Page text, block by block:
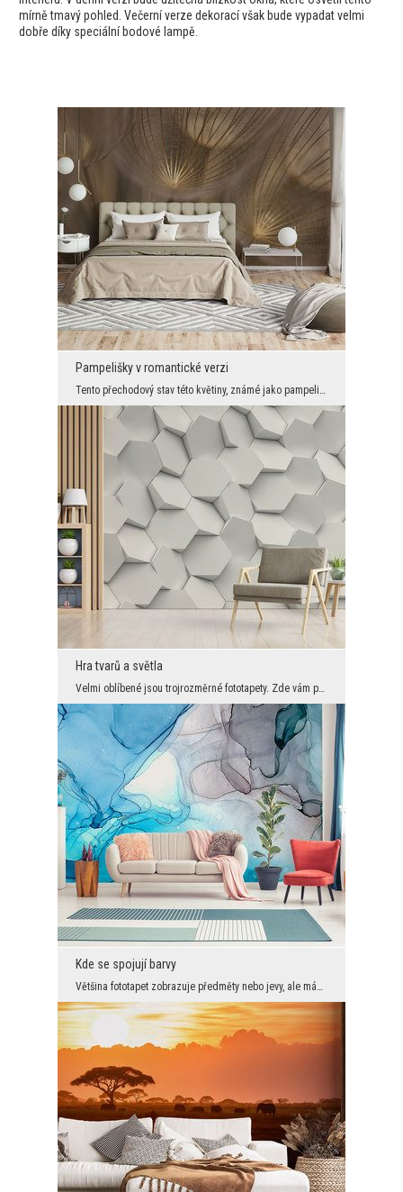
mírně tmavý pohled. Večerní verze dekorací však bude vypadat velmi
dobře díky speciální bodové lampě.
Pampelišky v romantické verzi
Tento přechodový stav této květiny, známé jako pampeliška, je jedním z nejběžnějších dekorativníc...
Hra tvarů a světla
Velmi oblíbené jsou trojrozměrné fototapety. Zde vám představujeme velmi působivou grafiku pro mo...
Kde se spojují barvy
Většina fototapet zobrazuje předměty nebo jevy, ale máme také skupinu grafik, které ve skutečnost...